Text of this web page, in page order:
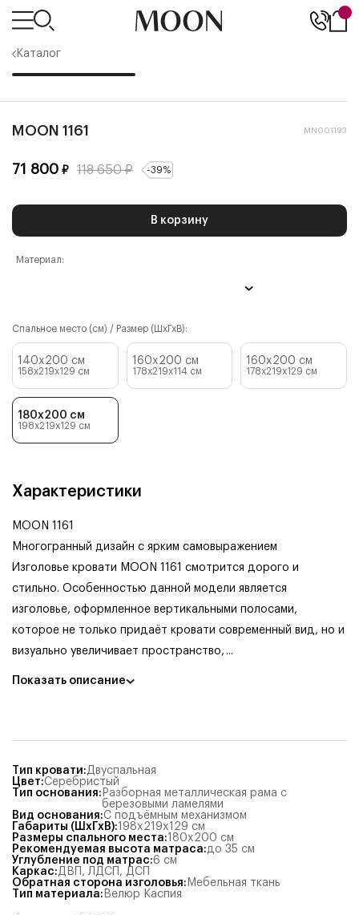
Каталог
MOON 1161 MN001193
71 800 ₽ 118 650₽ -39%
В корзину
Материал:
Спальное место (см) / Размер (ШхГхВ):
140x200 см
158x219x129 см
160x200 см
178x219x114 см
160x200 см
178x219x129 см
180x200 см
198x219x129 см
Характеристики
MOON 1161
Многогранный дизайн с ярким самовыражением
Изголовье кровати MOON 1161 смотрится дорого и
стильно. Особенностью данной модели является
изголовье, оформленное вертикальными полосами,
которое не только придаёт кровати современный вид, но и
визуально увеличивает пространство, ...
Показать описание
Тип кровати:Двуспальная
Цвет:Серебристый
Тип основания: Разборная металлическая рама с
березовыми ламелями
Вид основания:С подъёмным механизмом
Габариты (ШхГхВ):198x219x129 см
Размеры спального места:180x200 см
Рекомендуемая высота матраса:до 35 см
Углубление под матрас:6 см
Каркас:ДВП , ЛДСП , ДСП
Обратная сторона изголовья: Мебельная ткань
Тип материала: Велюр Каспия